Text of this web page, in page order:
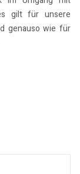
gilt für unsere
genauso wie für